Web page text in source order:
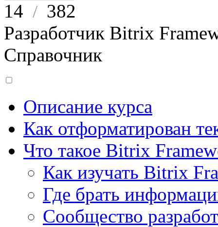
14 / 382
Разработчик Bitrix
Справочник
Описание курса
Как отформатирован
Что такое Bitrix
Как изучать Bitrix
Где брать
Сообщество